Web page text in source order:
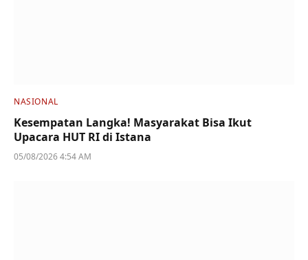
NASIONAL
Kesempatan Langka! Masyarakat Bisa Ikut
Upacara HUT RI di Istana
05/08/2026 4:54 AM